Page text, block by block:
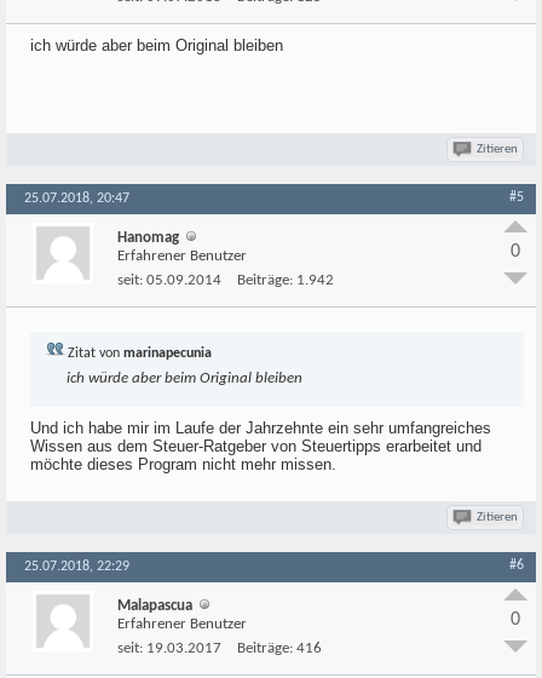
ich würde aber beim Original bleiben
Zitieren
25.07.2018, 20:47 #5
Hanomag
Erfahrener Benutzer
seit: 05.09.2014 Beiträge: 1.942
0
Zitat von marinapecunia
ich würde aber beim Original bleiben
Und ich habe mir im Laufe der Jahrzehnte ein sehr umfangreiches
Wissen aus dem Steuer-Ratgeber von Steuertipps erarbeitet und
möchte dieses Program nicht mehr missen.
Zitieren
25.07.2018, 22:29 #6
Malapascua
Erfahrener Benutzer
seit: 19.03.2017 Beiträge: 416
0